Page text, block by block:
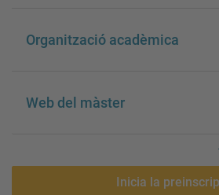
Organització acadèmica
Web del màster
Inicia la